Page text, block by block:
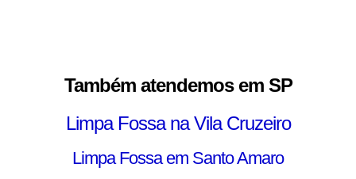
Também atendemos em SP
Limpa Fossa na Vila Cruzeiro
Limpa Fossa em Santo Amaro